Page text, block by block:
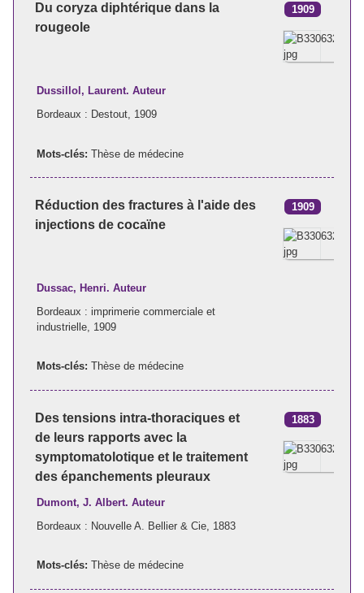
Du coryza diphtérique dans la
rougeole
1909
Dussillol, Laurent. Auteur
Bordeaux : Destout, 1909
Mots-clés: Thèse de médecine
Réduction des fractures à l'aide des
injections de cocaïne
1909
Dussac, Henri. Auteur
Bordeaux : imprimerie commerciale et
industrielle, 1909
Mots-clés: Thèse de médecine
Des tensions intra-thoraciques et
de leurs rapports avec la
symptomatolotique et le traitement
des épanchements pleuraux
1883
Dumont, J. Albert. Auteur
Bordeaux : Nouvelle A. Bellier & Cie, 1883
Mots-clés: Thèse de médecine